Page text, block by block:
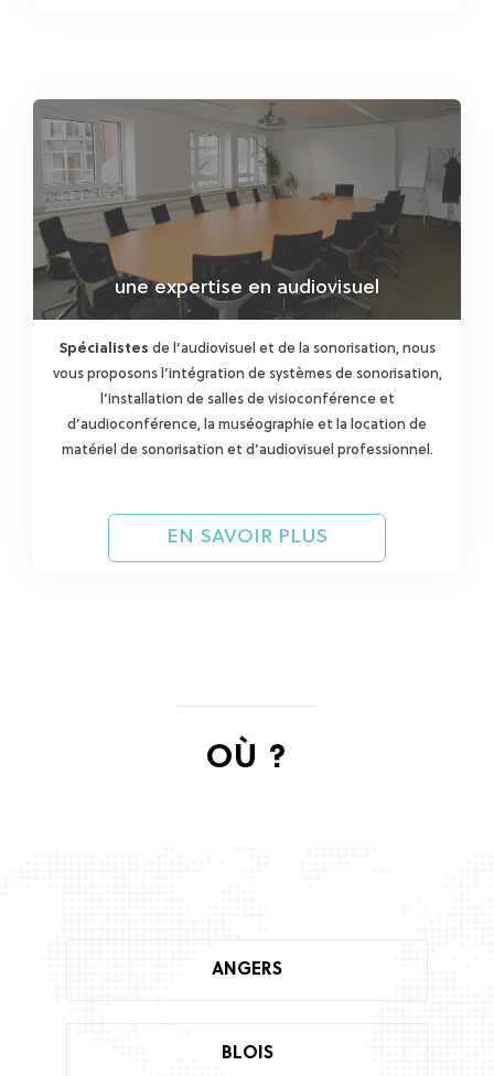
une expertise en audiovisuel
Spécialistes de l’audiovisuel et de la sonorisation, nous
vous proposons l’intégration de systèmes de sonorisation,
l’installation de salles de visioconférence et
d’audioconférence, la muséographie et la location de
matériel de sonorisation et d’audiovisuel professionnel.
EN SAVOIR PLUS
OÙ ?
ANGERS
BLOIS